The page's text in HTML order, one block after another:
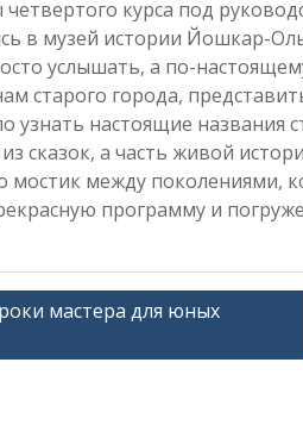
четвертого курса под
в музей истории Йошкар-
услышать, а по-
старого города,
узнать настоящие названия
сказок, а часть живой
мостик между поколениями,
программу и
мастера для юных